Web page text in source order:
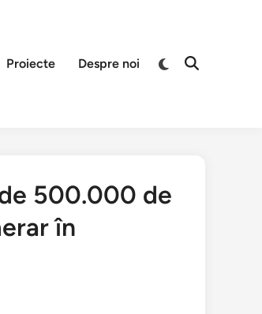
Proiecte Despre noi
Переключить
Открыть
500.000 de
în